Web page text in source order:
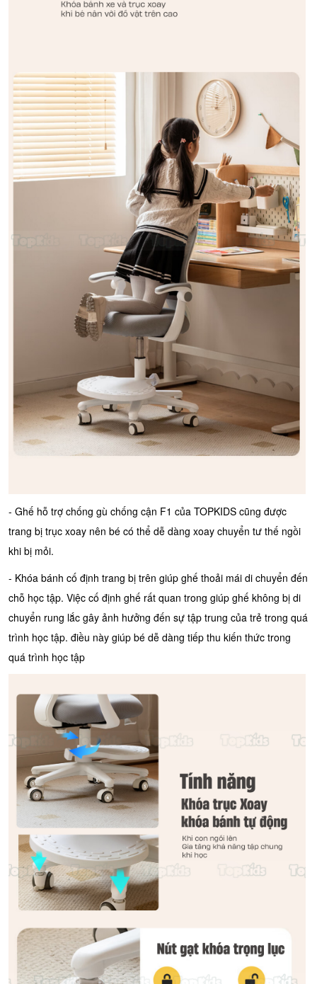
- Ghế hỗ trợ chống gù chống cận F1 của TOPKIDS cũng được
trang bị trục xoay nên bé có thể dễ dàng xoay chuyển tư thế ngồi
khi bị mỏi.
- Khóa bánh cố định trang bị trên giúp ghế thoải mái di chuyển đến
chỗ học tập. Việc cố định ghế rất quan trong giúp ghế không bị di
chuyển rung lắc gây ảnh hưởng đến sự tập trung của trẻ trong quá
trình học tập. điều này giúp bé dễ dàng tiếp thu kiến thức trong
quá trình học tập